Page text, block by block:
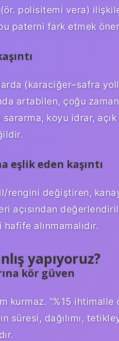
polisitemi vera)
paterni fark etmek
(karaciğer–safra
artabilen, çoğu
koyu idrar, açık
eşlik eden kaşıntı
rengini değiştiren,
açısından
alınmamalıdır.
yapıyoruz?
kör güven
kurmaz. “%15
süresi, dağılımı,